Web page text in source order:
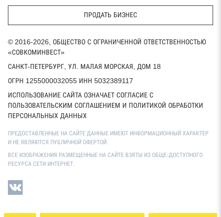
ПРОДАТЬ БИЗНЕС
© 2016-2026, ОБЩЕСТВО С ОГРАНИЧЕННОЙ ОТВЕТСТВЕННОСТЬЮ
«СОВКОМИНВЕСТ»
САНКТ-ПЕТЕРБУРГ, УЛ. МАЛАЯ МОРСКАЯ, ДОМ 18
ОГРН 1255000032055 ИНН 5032389117
ИСПОЛЬЗОВАНИЕ САЙТА ОЗНАЧАЕТ СОГЛАСИЕ С
ПОЛЬЗОВАТЕЛЬСКИМ СОГЛАШЕНИЕМ И ПОЛИТИКОЙ ОБРАБОТКИ
ПЕРСОНАЛЬНЫХ ДАННЫХ
ПРЕДОСТАВЛЕННЫЕ НА САЙТЕ ДАННЫЕ ИМЕЮТ ИНФОРМАЦИОННЫЙ ХАРАКТЕР
И НЕ ЯВЛЯЮТСЯ ПУБЛИЧНОЙ ОФЕРТОЙ.
ВСЕ ИЗОБРАЖЕНИЯ РАЗМЕЩЕННЫЕ НА САЙТЕ ВЗЯТЫ ИЗ ОБЩЕ-ДОСТУПНОГО
РЕСУРСА СЕТИ ИНТЕРНЕТ.